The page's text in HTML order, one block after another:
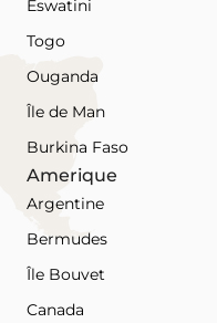
Eswatini
Togo
Ouganda
Île de Man
Burkina Faso
Amerique
Argentine
Bermudes
Île Bouvet
Canada